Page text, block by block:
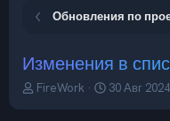
Обновления по
Изменения в
А
FireWork
Д
30 Авг 2024